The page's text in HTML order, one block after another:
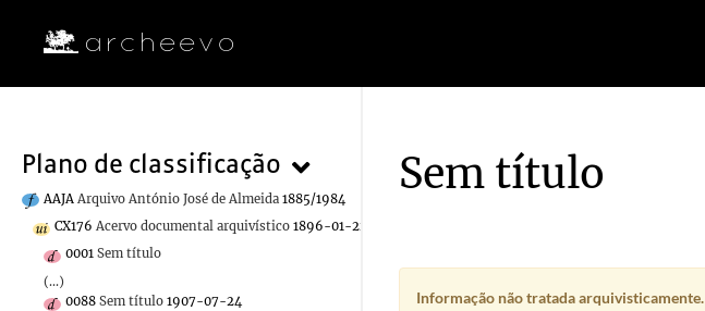
Plano de classificação
AAJA Arquivo António José de Almeida 1885/1984
CX176 Acervo documental arquivístico 1896-01-22/1986-11-29
0001 Sem título
(...)
0088 Sem título 1907-07-24
Sem título
Informação não tratada arquivisticamente.